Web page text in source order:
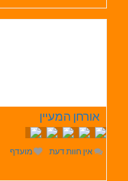
אורחן המעיין
אין חוות דעת מועדף